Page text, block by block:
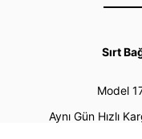
Sırt
Model
Aynı Gün Hızlı